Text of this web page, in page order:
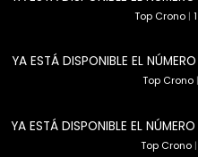
Top Crono |
YA ESTÁ DISPONIBLE EL
Top Crono |
YA ESTÁ DISPONIBLE EL
Top Crono |